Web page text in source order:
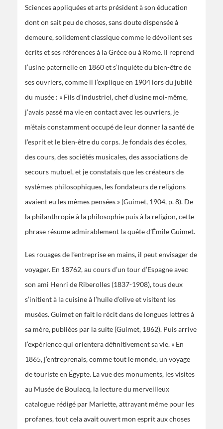
Sciences appliquées et arts président à son éducation
dont on sait peu de choses, sans doute dispensée à
demeure, solidement classique comme le dévoilent ses
écrits et ses références à la Grèce ou à Rome. Il reprend
l’usine paternelle en 1860 et s’inquiète du bien-être de
ses ouvriers, comme il l’explique en 1904 lors du jubilé
du musée : « Fils d’industriel, chef d’usine moi-même,
j’avais passé ma vie en contact avec les ouvriers, je
m’étais constamment occupé de leur donner la santé de
l’esprit et le bien-être du corps. Je fondais des écoles,
des cours, des sociétés musicales, des associations de
secours mutuel, et je constatais que les créateurs de
systèmes philosophiques, les fondateurs de religions
avaient eu les mêmes pensées » (Guimet, 1904, p. 8). De
la philanthropie à la philosophie puis à la religion, cette
phrase résume admirablement la quête d’Émile Guimet.
Les rouages de l’entreprise en mains, il peut envisager de
voyager. En 18762, au cours d’un tour d’Espagne avec
son ami Henri de Riberolles (1837-1908), tous deux
s’initient à la cuisine à l’huile d’olive et visitent les
musées. Guimet en fait le récit dans de longues lettres à
sa mère, publiées par la suite (Guimet, 1862). Puis arrive
l’expérience qui orientera définitivement sa vie. « En
1865, j’entreprenais, comme tout le monde, un voyage
de touriste en Égypte. La vue des monuments, les visites
au Musée de Boulacq, la lecture du merveilleux
catalogue rédigé par Mariette, attrayant même pour les
profanes, tout cela avait ouvert mon esprit aux choses